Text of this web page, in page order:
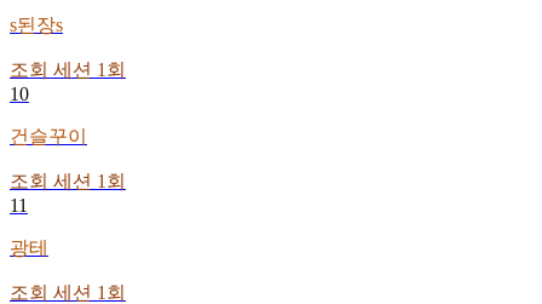
s된장s
조회 세션 1 회
10
건슬꾸이
조회 세션 1 회
11
광테
조회 세션 1 회